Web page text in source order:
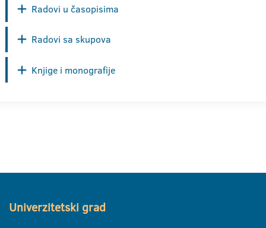
Radovi u časopisima
Radovi sa skupova
Knjige i monografije
Univerzitetski grad